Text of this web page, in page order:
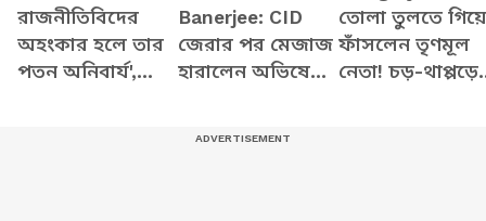
রাজনীতিবিদের
অহংকার হলে তার
পতন অনিবার্য',
Banerjee: CID
জেরার পর মেজাজ
হারালেন অভিষেক?
তোলা তুলতে গিয়ে
ফাঁসলেন তৃণমূল
নেতা! চড়-